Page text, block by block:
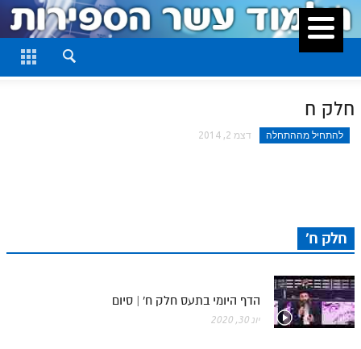
סגור
חלק ב
חלק ו
חלק ז
חלק ח
חלק ח
להתחיל מההתחלה דצמ 2, 2014
חלק ח'
הדף היומי בתעס חלק ח' | סיום
יונ 30, 2020